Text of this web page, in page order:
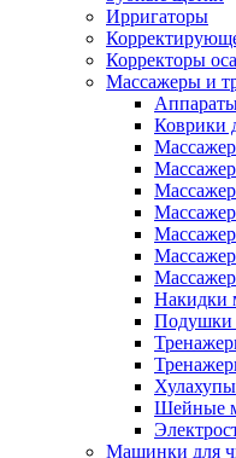
Ирригаторы
Корректоры
Массажеры и
Коврики
Накидки
Подушки
Хулахупы
Шейные
Машинки для